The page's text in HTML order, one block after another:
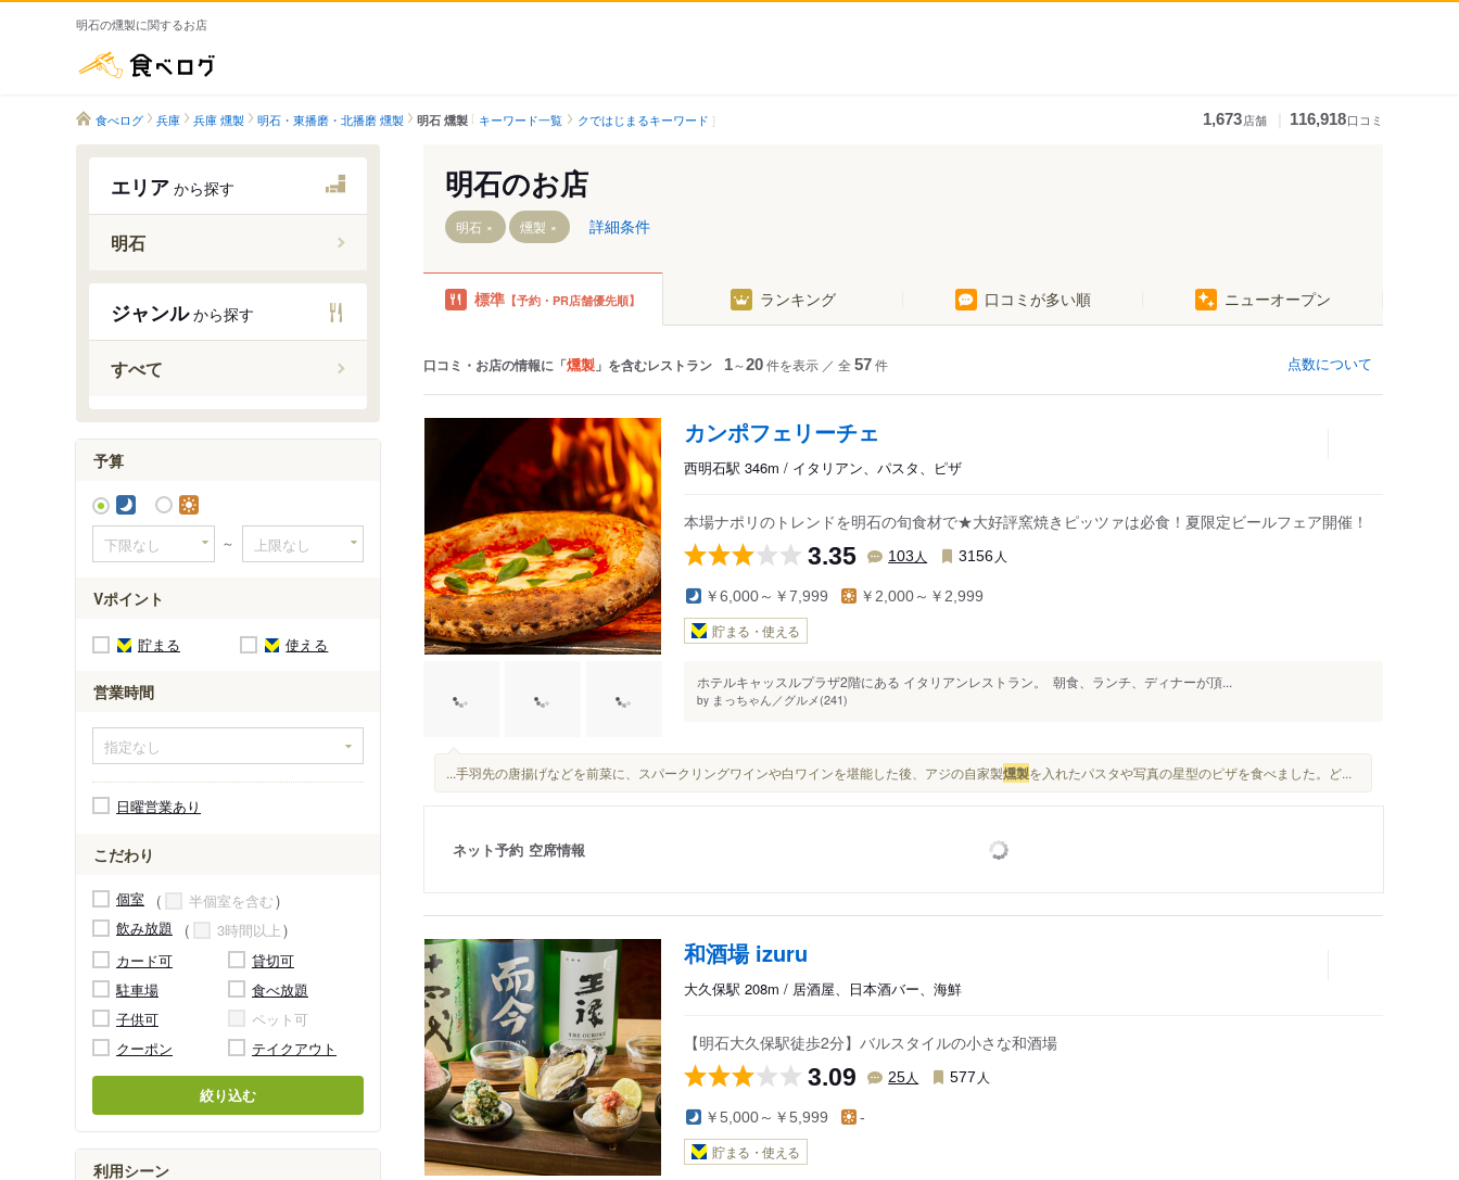
明石の燻製に関するお店
食べログ 兵庫 兵庫 燻製 明石・東播磨・北播磨 燻製 明石 燻製 キーワード一覧 クではじまるキーワード 1,673店舗 116,918口コミ
エリア から探す
明石
朝霧駅
西明石駅
大久保駅
魚住駅
人丸前駅
山陽明石駅
藤江駅
中八木駅
江井ケ島駅
西江井ケ島駅
山陽魚住駅
東二見駅
ジャンルから探す
すべて
予算
～
Vポイント
貯まる 使える
営業時間
日曜営業あり
こだわり
個室
半個室を含む
飲み放題
3時間以上
カード可
貸切可
駐車場
食べ放題
子供可
ペット可
クーポン
テイクアウト
絞り込む
利用シーン
明石のお店
明石 燻製 詳細条件
標準 【予約・PR店舗優先順】 ランキング 口コミが多い順 ニューオープン
口コミ・お店の情報に「燻製 」を含むレストラン 1～20件を表示 ／ 全 57件 点数について
カンポフェリーチェ
西明石駅 346m / イタリアン、パスタ、ピザ
本場ナポリのトレンドを明石の旬食材で★大好評窯焼きピッツァは必食！夏限定ビールフェア開催！
3.35 103 人 3156 人
￥6,000～￥7,999 ￥2,000～￥2,999
貯まる・使える
ホテルキャッスルプラザ2階にある イタリアンレストラン。 ⁡ 朝食、ランチ、ディナーが頂...
by まっちゃん／グルメ(241)
...手羽先の唐揚げなどを前菜に、スパークリングワインや白ワインを堪能した後、アジの自家製燻製を入れたパスタや写真の星型のピザを食べました。ど...
ネット予約 空席情報
和酒場 izuru
大久保駅 208m / 居酒屋、日本酒バー、海鮮
【明石大久保駅徒歩2分】バルスタイルの小さな和酒場
3.09 25人 577 人
￥5,000～￥5,999 -
貯まる・使える